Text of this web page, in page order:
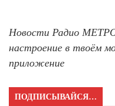
Новости Радио
настроение в твоём
приложение
ПОДПИСЫВАЙСЯ…